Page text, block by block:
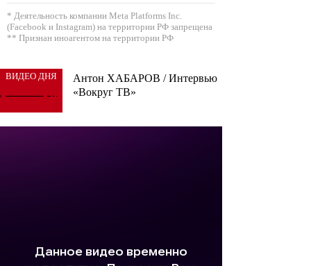
* Деятельность компании Meta Platforms Inc.
(Facebook и Instagram) на территории РФ запрещена
** Признан иноагентом на территории РФ
ВИДЕО ДНЯ
Антон ХАБАРОВ / Интервью
«Вокруг ТВ»